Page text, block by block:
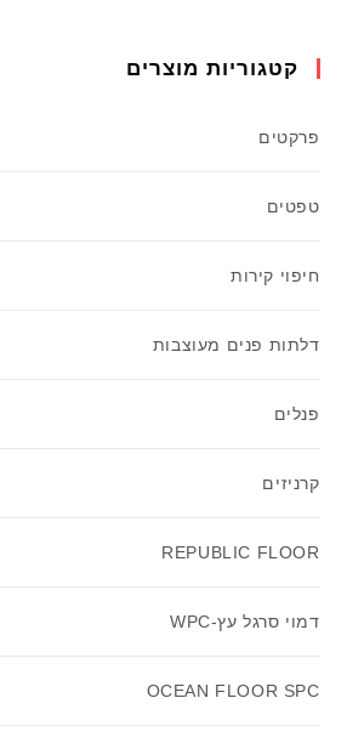
קטגוריות מוצרים
פרקטים
טפטים
חיפוי קירות
דלתות פנים מעוצבות
פנלים
קרניזים
REPUBLIC FLOOR
דמוי סרגל עץ-WPC
OCEAN FLOOR SPC